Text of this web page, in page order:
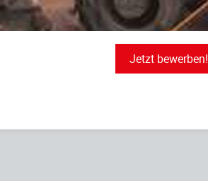
Jetzt bewerben!